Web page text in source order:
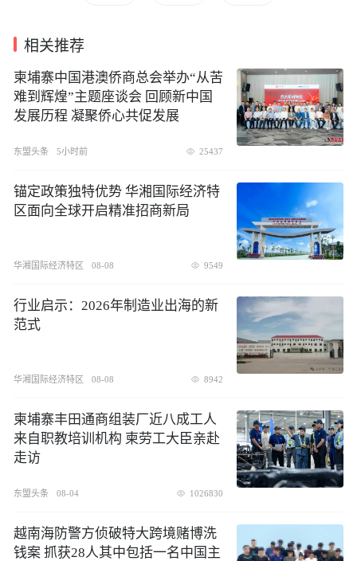
相关推荐
柬埔寨中国港澳侨商总会举办“从苦
难到辉煌”主题座谈会 回顾新中国
发展历程 凝聚侨心共促发展
东盟头条 5小时前 25437
锚定政策独特优势 华湘国际经济特
区面向全球开启精准招商新局
华湘国际经济特区 08-08 9549
行业启示：2026年制造业出海的新
范式
华湘国际经济特区 08-08 8942
柬埔寨丰田通商组装厂近八成工人
来自职教培训机构 柬劳工大臣亲赴
走访
东盟头条 08-04 1026830
越南海防警方侦破特大跨境赌博洗
钱案 抓获28人其中包括一名中国主